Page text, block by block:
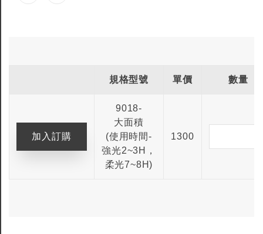
規格型號 單價 數量
9018-
大面積
(使用時間-
強光2~3H，
柔光7~8H)
1300